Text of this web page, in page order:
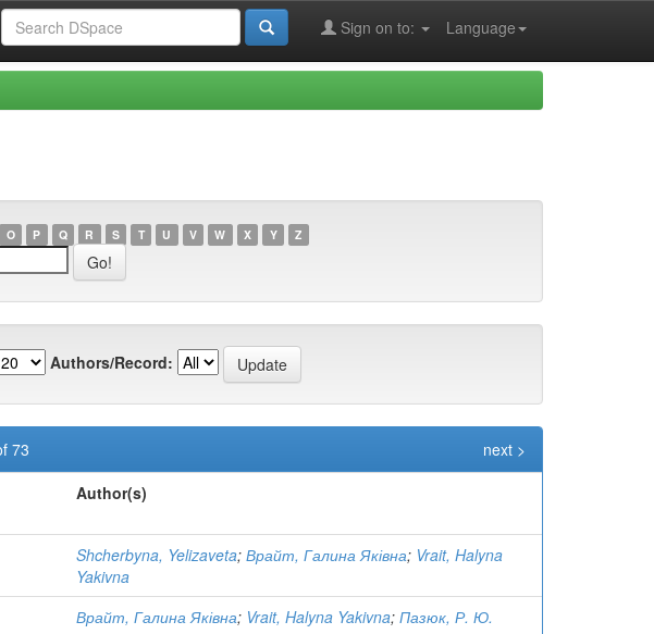
Language
Sign on to:
O P Q R S T U V W X Y Z
Authors/Record:
73
next >
Author(s)
Shcherbyna, Yelizaveta; Врайт, Галина Яківна; Vrait, Halyna
Yakivna
Врайт, Галина Яківна; Vrait, Halyna Yakivna; Пазюк, Р. Ю.